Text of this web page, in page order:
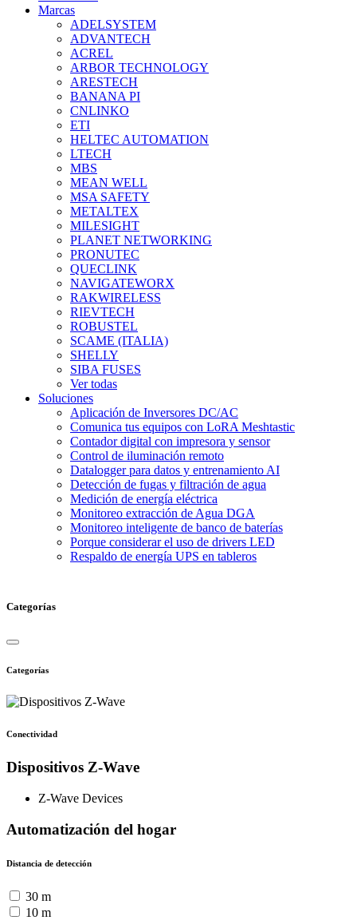
Marcas
ADELSYSTEM
ADVANTECH
ACREL
ARBOR TECHNOLOGY
ARESTECH
BANANA PI
CNLINKO
ETI
HELTEC AUTOMATION
LTECH
MBS
MEAN WELL
MSA SAFETY
METALTEX
MILESIGHT
PLANET NETWORKING
PRONUTEC
QUECLINK
NAVIGATEWORX
RAKWIRELESS
RIEVTECH
ROBUSTEL
SCAME (ITALIA)
SHELLY
SIBA FUSES
Ver todas
Soluciones
Aplicación de Inversores DC/AC
Comunica tus equipos con LoRA Meshtastic
Contador digital con impresora y sensor
Control de iluminación remoto
Datalogger para datos y entrenamiento AI
Detección de fugas y filtración de agua
Medición de energía eléctrica
Monitoreo extracción de Agua DGA
Monitoreo inteligente de banco de baterías
Porque considerar el uso de drivers LED
Respaldo de energía UPS en tableros
Categorías
Categorías
Conectividad
Dispositivos Z-Wave
Z-Wave Devices
Automatización del hogar
Distancia de detección
30 m
10 m